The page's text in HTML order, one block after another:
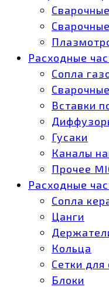
Расходные
Сопла
Вставки
Гусаки
Каналы
Прочее
Расходные
Сопла
Цанги
Кольца
Сетки для
Блоки